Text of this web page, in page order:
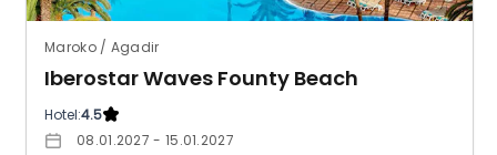
Maroko / Agadir
Iberostar Waves Founty Beach
Hotel:4.5
08.01.2027 - 15.01.2027